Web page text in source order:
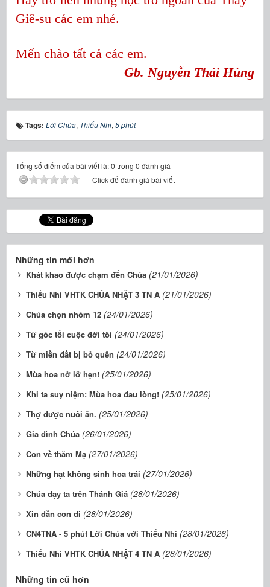
Giê-su các em nhé.
Mến chào tất cả các em.
Gb. Nguyễn Thái Hùng
Tags: Lời Chúa, Thiếu Nhi, 5 phút
Tổng số điểm của bài viết là: 0 trong 0 đánh giá
Click để đánh giá bài viết
Những tin mới hơn
Khát khao được chạm đến Chúa (21/01/2026)
Thiếu Nhi VHTK CHÚA NHẬT 3 TN A (21/01/2026)
Chúa chọn nhóm 12 (24/01/2026)
Từ góc tối cuộc đời tôi (24/01/2026)
Từ miền đất bị bỏ quên (24/01/2026)
Mùa hoa nở lỡ hẹn! (25/01/2026)
Khi ta suy niệm: Mùa hoa đau lòng! (25/01/2026)
Thợ được nuôi ăn. (25/01/2026)
Gia đình Chúa (26/01/2026)
Con về thăm Mạ (27/01/2026)
Những hạt không sinh hoa trái (27/01/2026)
Chúa dạy ta trên Thánh Giá (28/01/2026)
Xin dẫn con đi (28/01/2026)
CN4TNA - 5 phút Lời Chúa với Thiếu Nhi (28/01/2026)
Thiếu Nhi VHTK CHÚA NHẬT 4 TN A (28/01/2026)
Những tin cũ hơn